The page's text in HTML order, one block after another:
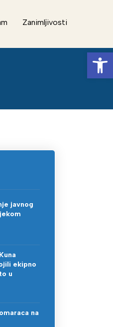
Zanimljivosti
javnog
ekipno
u
na